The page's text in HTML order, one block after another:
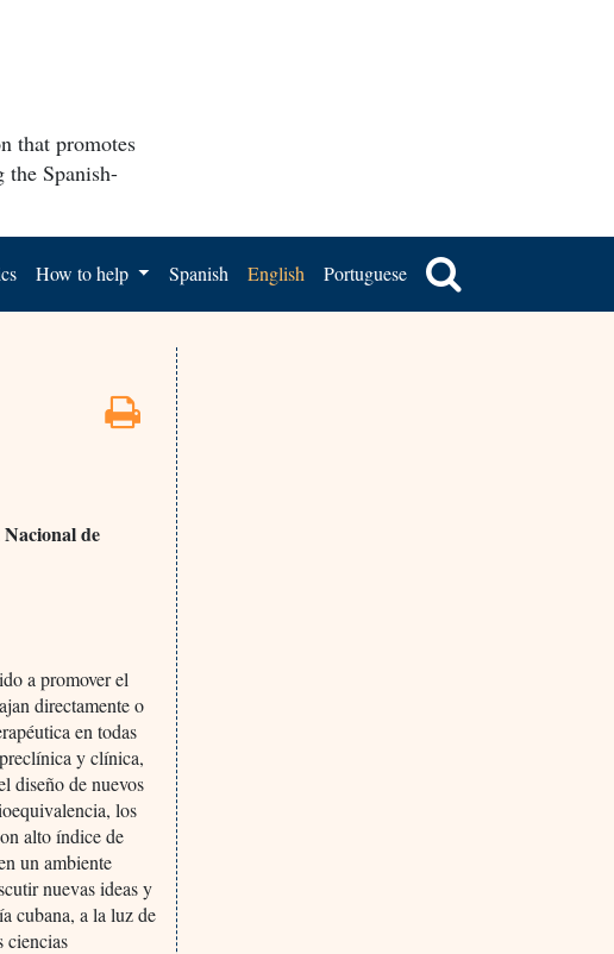
that promotes
the Spanish-
How to help Spanish English Portuguese
de
a promover el
directamente o
en todas
y clínica,
diseño de nuevos
los
alto índice de
un ambiente
nuevas ideas y
cubana, a la luz de
ciencias